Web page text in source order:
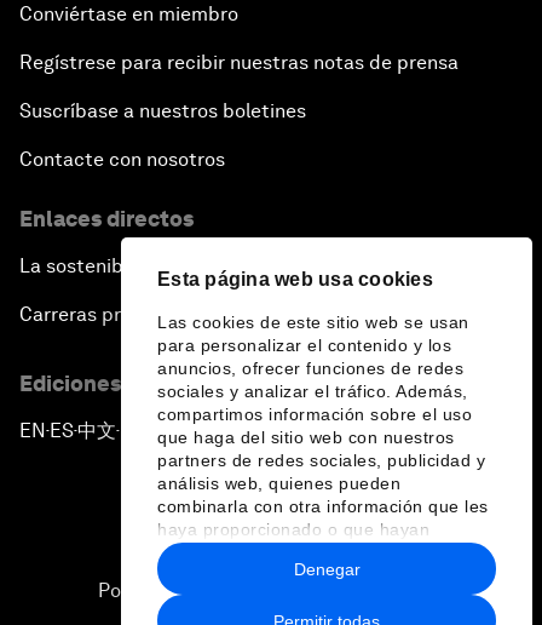
Esta página web usa cookies
Las cookies de este sitio web se usan
para personalizar el contenido y los
anuncios, ofrecer funciones de redes
sociales y analizar el tráfico. Además,
compartimos información sobre el uso
que haga del sitio web con nuestros
partners de redes sociales, publicidad y
análisis web, quienes pueden
combinarla con otra información que les
haya proporcionado o que hayan
recopilado a partir del uso que haya
hecho de sus servicios.
Permitir todas
Denegar
Conviértase en miembro
Regístrese para recibir nuestras notas de prensa
Suscríbase a nuestros boletines
Contacte con nosotros
Enlaces directos
La sostenibilidad en el Foro
Carreras profesionales
Ediciones en otros idiomas
EN ▪ES▪中文▪ 日本語
Política de privacidad y normas de uso